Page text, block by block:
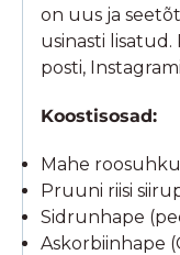
on uus ja
usinasti
posti,
Koostisosad:
Mahe
Pruuni riisi
Sidrunhape
Askorbiinhape